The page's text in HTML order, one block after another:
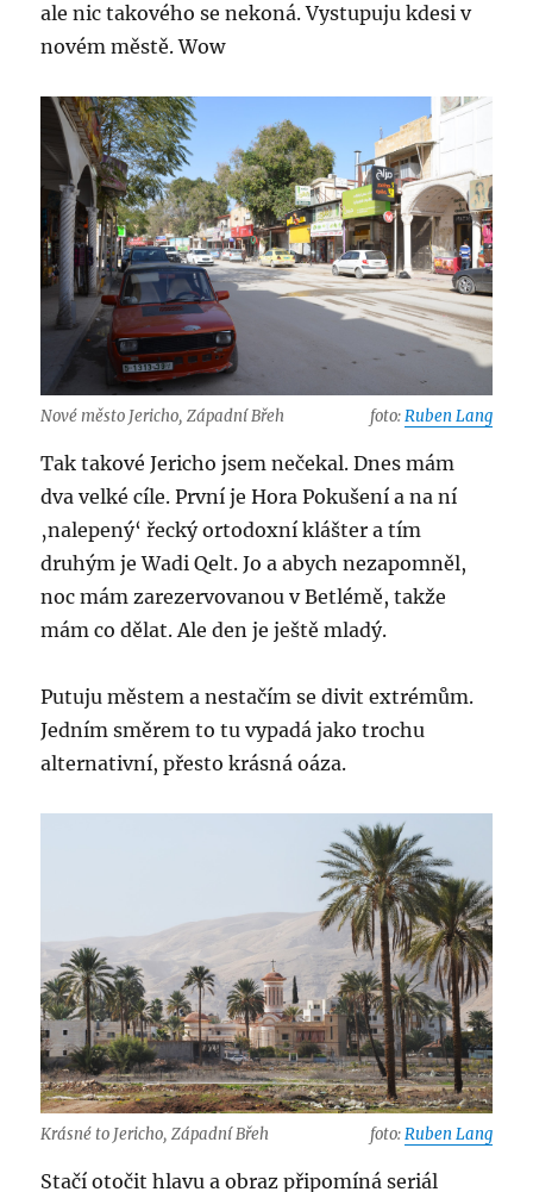
ale nic takového se nekoná. Vystupuju kdesi v
novém městě. Wow
Nové město Jericho, Západní Břeh foto:Ruben Lang
Tak takové Jericho jsem nečekal. Dnes mám
dva velké cíle. První je Hora Pokušení a na ní
‚nalepený‘ řecký ortodoxní klášter a tím
druhým je Wadi Qelt. Jo a abych nezapomněl,
noc mám zarezervovanou v Betlémě, takže
mám co dělat. Ale den je ještě mladý.
Putuju městem a nestačím se divit extrémům.
Jedním směrem to tu vypadá jako trochu
alternativní, přesto krásná oáza.
Krásné to Jericho, Západní Břeh foto:Ruben Lang
Stačí otočit hlavu a obraz připomíná seriál